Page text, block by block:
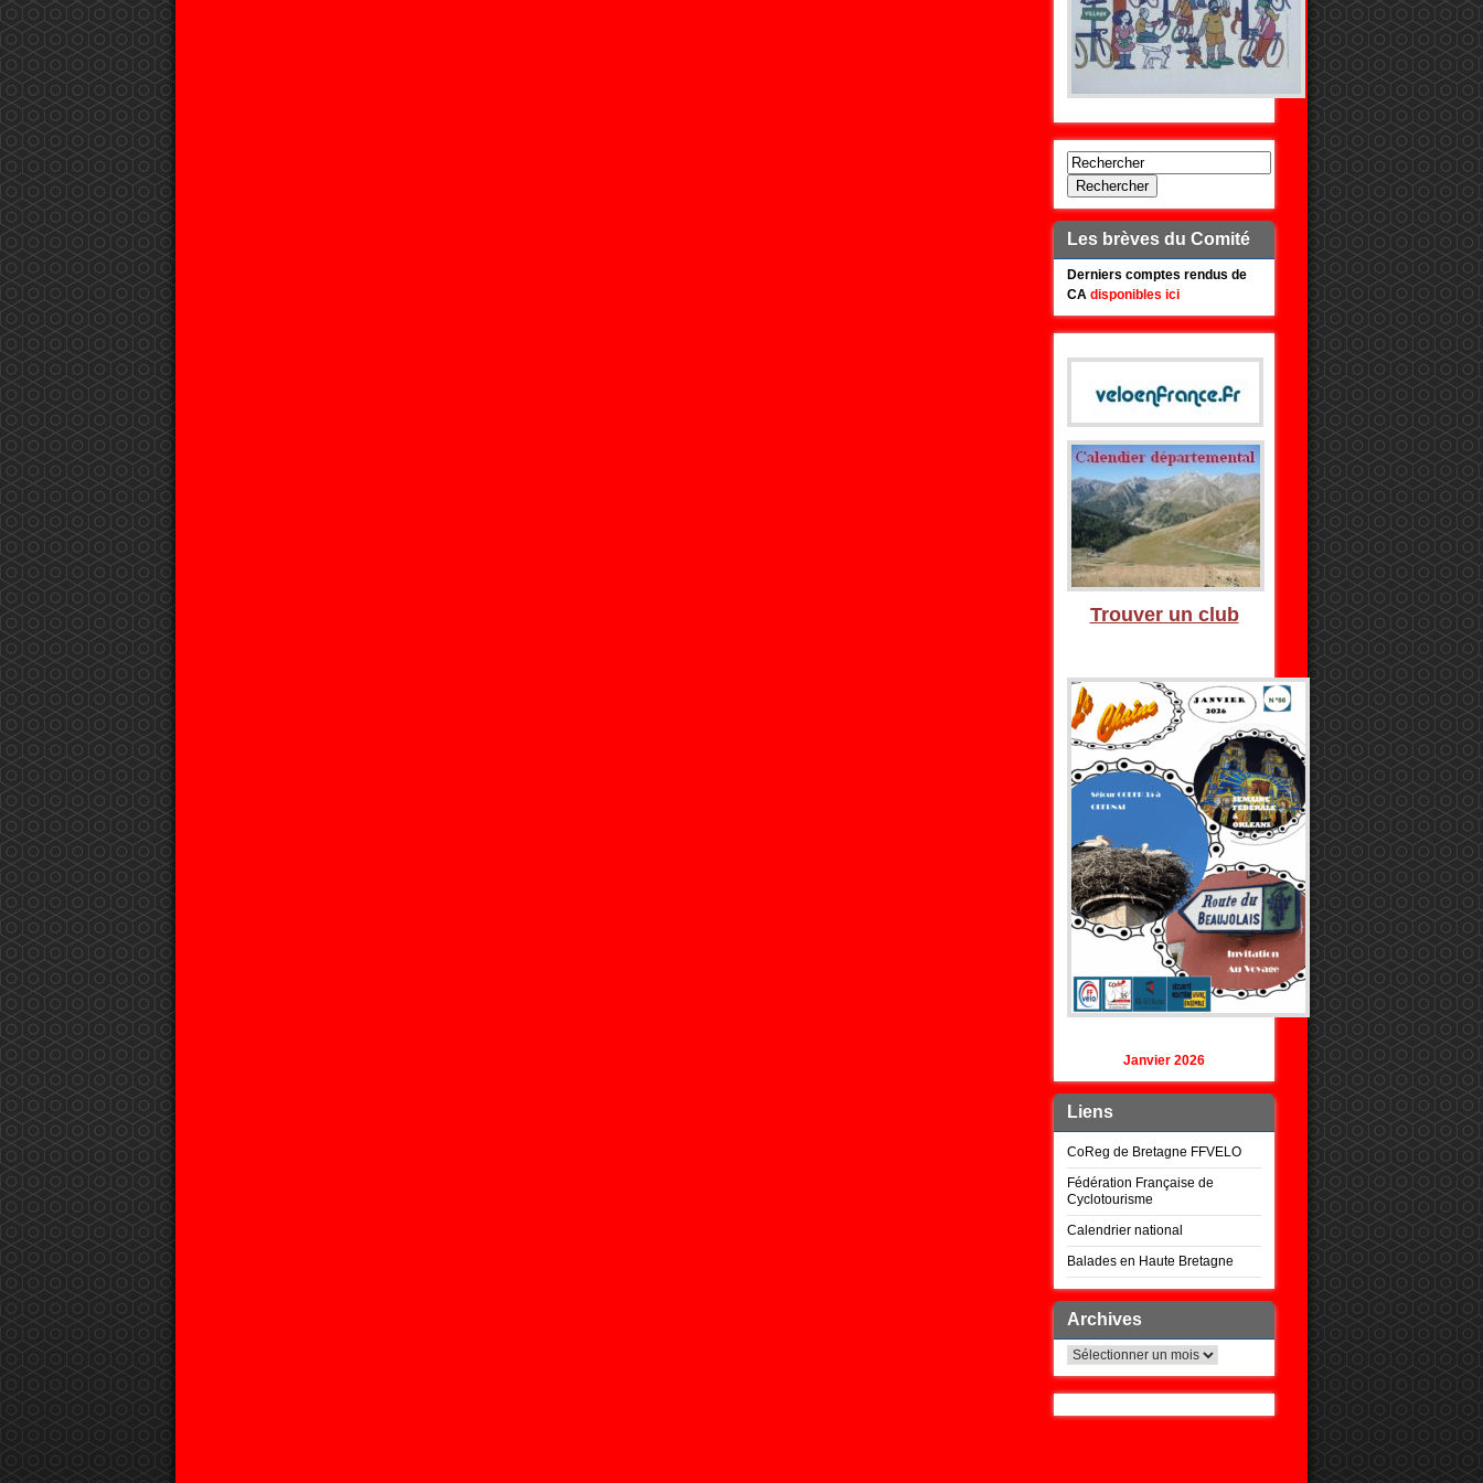
Rechercher
Les brèves du Comité
Derniers comptes rendus de
CA disponibles ici
Trouver un club
Janvier 2026
Liens
CoReg de Bretagne FFVELO
Fédération Française de
Cyclotourisme
Calendrier national
Balades en Haute Bretagne
Archives
Archives